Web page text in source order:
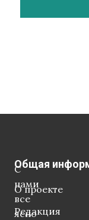
С
нами
все
ясно
Общая
О проекте
Редакция